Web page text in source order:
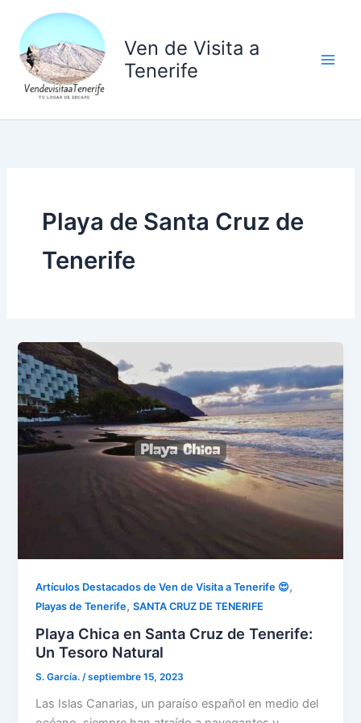
contenido
Ven de Visita a
Tenerife
Playa de Santa Cruz de
Tenerife
Artículos Destacados de Ven de Visita a Tenerife 😍,
Playas de Tenerife,SANTA CRUZ DE TENERIFE
Playa Chica en Santa Cruz de Tenerife:
Un Tesoro Natural
S. García./septiembre 15, 2023
Las Islas Canarias, un paraíso español en medio del